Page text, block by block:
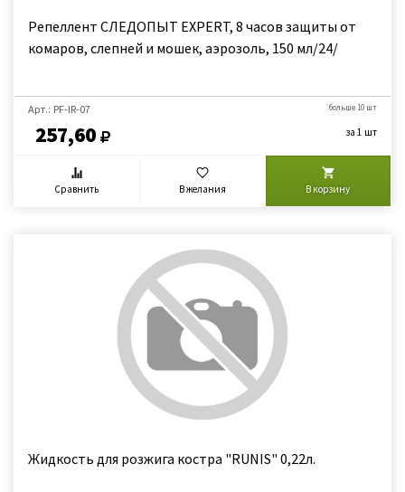
Репеллент СЛЕДОПЫТ EXPERT, 8 часов защиты от
комаров, слепней и мошек, аэрозоль, 150 мл/24/
Арт.: PF-IR-07
257,60
больше 10 шт
за 1 шт
Сравнить В желания В корзину
Жидкость для розжига костра "RUNIS" 0,22л.